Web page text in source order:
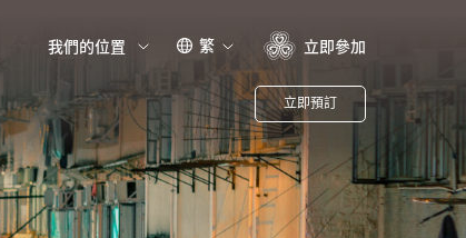
我們的位置 繁 立即參加
立即預訂